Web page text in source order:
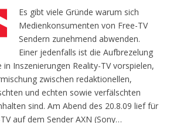
Es gibt viele Gründe warum sich
Medienkonsumenten von Free-TV
Sendern zunehmend abwenden.
Einer jedenfalls ist die Aufbrezelung
Inszenierungen Reality-TV vorspielen,
zwischen redaktionellen,
und echten sowie verfälschten
sind. Am Abend des 20.8.09 lief für
auf dem Sender AXN (Sony…